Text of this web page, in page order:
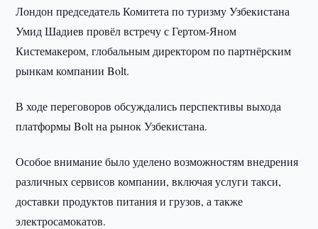
Лондон председатель Комитета по туризму Узбекистана
Умид Шадиев провёл встречу с Гертом-Яном
Кистемакером, глобальным директором по партнёрским
рынкам компании Bolt.
В ходе переговоров обсуждались перспективы выхода
платформы Bolt на рынок Узбекистана.
Особое внимание было уделено возможностям внедрения
различных сервисов компании, включая услуги такси,
доставки продуктов питания и грузов, а также
электросамокатов.